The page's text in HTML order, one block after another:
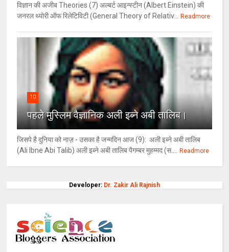
विज्ञान की अजीब Theories (7) अल्‍बर्ट आइन्स्टीन (Albert Einstein) की
जनरल थ्योरी ऑफ रिलेटिविटी (General Theory of Relativ...
Readmore
10
पहले मुस्लिम वैज्ञानिक अली इब्ने अबी तालिब।
जिसपे है दुनिया को नाज़ - उसका है जन्मदिन आज (9): अली इब्ने अबी तालिब
(Ali Ibne Abi Talib) अली इब्ने अबी तालिब पैगम्बर मुहम्मद (स....
Readmore
Developer: Dr. Zakir Ali Rajnish